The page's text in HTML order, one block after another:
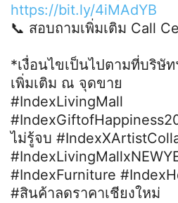
https://bit.ly/4iMAdYB
📞 สอบถามเพิ่มเติม Call
*เงื่อนไขเป็นไปตามที่บริษั
เพิ่มเติม ณ จุดขาย
#IndexLivingMall
ไม่รู้จบ
#IndexFurniture
#สินค้าลดราคาเชียงใหม่